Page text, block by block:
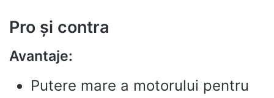
Pro și contra
Avantaje:
Putere mare a motorului pentru